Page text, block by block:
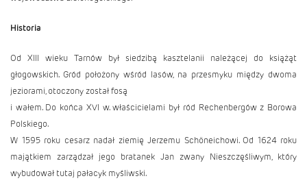
Historia
Od XIII wieku Tarnów był siedzibą kasztelanii należącej do książąt
głogowskich. Gród położony wśród lasów, na przesmyku między dwoma
jeziorami, otoczony został fosą
i wałem. Do końca XVI w. właścicielami był ród Rechenbergów z Borowa
Polskiego.
W 1595 roku cesarz nadał ziemię Jerzemu Schöneichowi. Od 1624 roku
majątkiem zarządzał jego bratanek Jan zwany Nieszczęśliwym, który
wybudował tutaj pałacyk myśliwski.